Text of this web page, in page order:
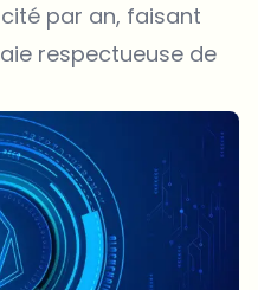
par an, faisant
respectueuse de